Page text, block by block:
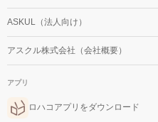
ASKUL（法人向け）
アスクル株式会社（会社概要）
アプリ
ロハコアプリをダウンロード